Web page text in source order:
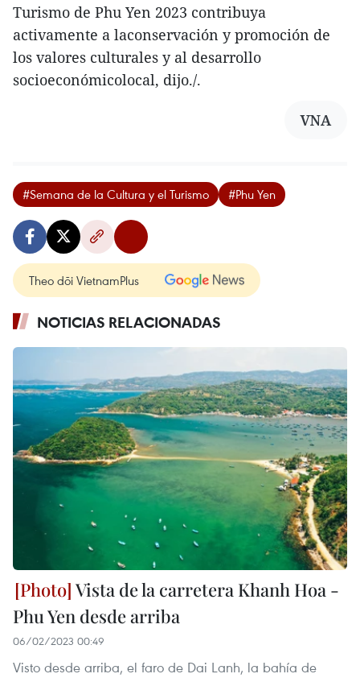
Turismo de Phu Yen 2023 contribuya
activamente a laconservación y promoción de
los valores culturales y al desarrollo
socioeconómicolocal, dijo./.
VNA
#Semana de la Cultura y el Turismo #Phu Yen
Theo dõi VietnamPlus
NOTICIAS RELACIONADAS
Vista de la carretera Khanh Hoa -
Phu Yen desde arriba
06/02/2023 00:49
Visto desde arriba, el faro de Dai Lanh, la bahía de